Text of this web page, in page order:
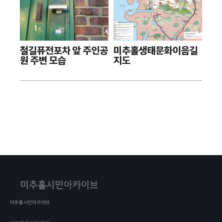
철길퓨전포차 앞 주인공
원 주변 모습
미추홀생태문화이음길
지도
미추홀시민아카이브